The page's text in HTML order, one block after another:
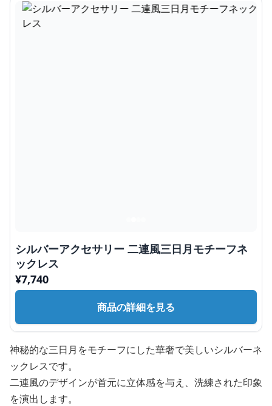
シルバーアクセサリー 二連風三日月モチーフネ
ックレス
¥7,740
商品の詳細を見る
神秘的な三日月をモチーフにした華奢で美しいシルバーネ
ックレスです。
二連風のデザインが首元に立体感を与え、洗練された印象
を演出します。